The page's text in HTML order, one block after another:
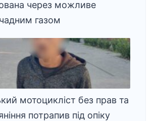
через можливе
газом
мотоцикліст без прав та
потрапив під опіку